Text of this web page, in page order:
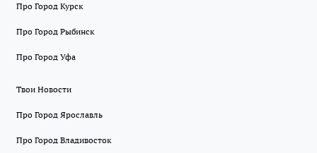
Про Город Курск
Про Город Рыбинск
Про Город Уфа
Твои Новости
Про Город Ярославль
Про Город Владивосток